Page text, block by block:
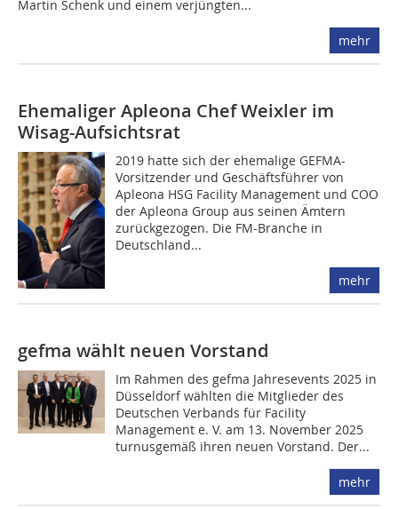
Martin Schenk und einem verjüngten...
mehr
Ehemaliger Apleona Chef Weixler im
Wisag-Aufsichtsrat
2019 hatte sich der ehemalige GEFMA-
Vorsitzender und Geschäftsführer von
Apleona HSG Facility Management und COO
der Apleona Group aus seinen Ämtern
zurückgezogen. Die FM-Branche in
Deutschland...
mehr
gefma wählt neuen Vorstand
Im Rahmen des gefma Jahresevents 2025 in
Düsseldorf wählten die Mitglieder des
Deutschen Verbands für Facility
Management e. V. am 13. November 2025
turnusgemäß ihren neuen Vorstand. Der...
mehr